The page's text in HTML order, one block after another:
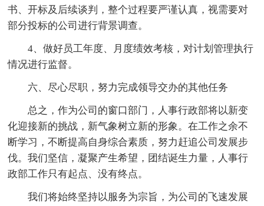
书、开标及后续谈判，整个过程要严谨认真，视需要对
部分投标的公司进行背景调查。
4、做好员工年度、月度绩效考核，对计划管理执行
情况进行监督。
六、尽心尽职，努力完成领导交办的其他任务
总之，作为公司的窗口部门，人事行政部将以新变
化迎接新的挑战，新气象树立新的形象。在工作之余不
断学习，不断提高自身综合素质，努力赶追公司发展步
伐。我们坚信，凝聚产生希望，团结诞生力量，人事行
政部工作只有起点、没有终点。
我们将始终坚持以服务为宗旨，为公司的飞速发展